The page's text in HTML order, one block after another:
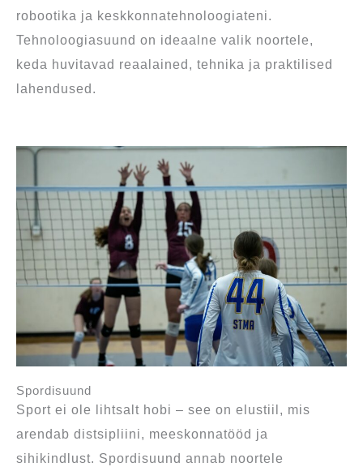
robootika ja keskkonnatehnoloogiateni.
Tehnoloogiasuund on ideaalne valik noortele,
keda huvitavad reaalained, tehnika ja praktilised
lahendused.
Spordisuund
Sport ei ole lihtsalt hobi – see on elustiil, mis
arendab distsipliini, meeskonnatööd ja
sihikindlust. Spordisuund annab noortele